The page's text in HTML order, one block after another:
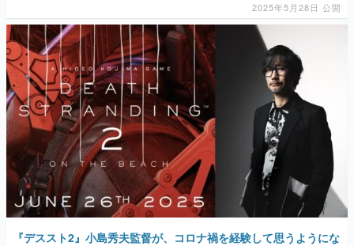
2025年5月28日 公開
『デススト2』小島秀夫監督が、コロナ禍を経験して思うようにな